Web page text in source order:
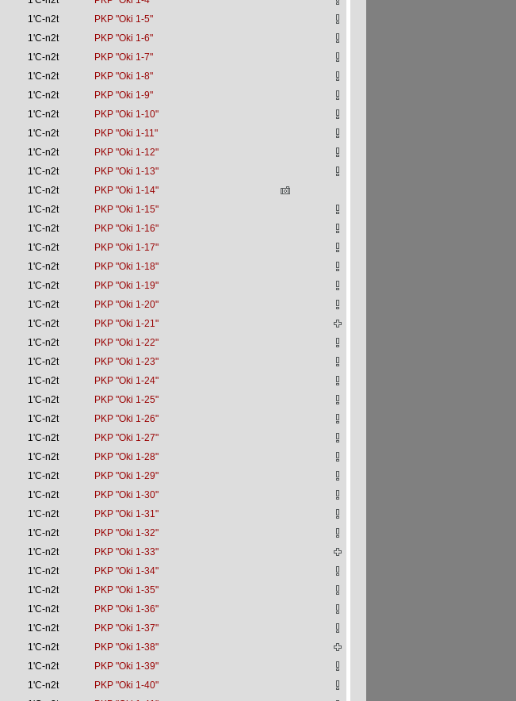
1'C-n2t
PKP "Oki 1-5"
1'C-n2t
PKP "Oki 1-6"
1'C-n2t
PKP "Oki 1-7"
1'C-n2t
PKP "Oki 1-8"
1'C-n2t
PKP "Oki 1-9"
1'C-n2t
PKP "Oki 1-10"
1'C-n2t
PKP "Oki 1-11"
1'C-n2t
PKP "Oki 1-12"
1'C-n2t
PKP "Oki 1-13"
1'C-n2t
PKP "Oki 1-14"
1'C-n2t
PKP "Oki 1-15"
1'C-n2t
PKP "Oki 1-16"
1'C-n2t
PKP "Oki 1-17"
1'C-n2t
PKP "Oki 1-18"
1'C-n2t
PKP "Oki 1-19"
1'C-n2t
PKP "Oki 1-20"
1'C-n2t
PKP "Oki 1-21"
1'C-n2t
PKP "Oki 1-22"
1'C-n2t
PKP "Oki 1-23"
1'C-n2t
PKP "Oki 1-24"
1'C-n2t
PKP "Oki 1-25"
1'C-n2t
PKP "Oki 1-26"
1'C-n2t
PKP "Oki 1-27"
1'C-n2t
PKP "Oki 1-28"
1'C-n2t
PKP "Oki 1-29"
1'C-n2t
PKP "Oki 1-30"
1'C-n2t
PKP "Oki 1-31"
1'C-n2t
PKP "Oki 1-32"
1'C-n2t
PKP "Oki 1-33"
1'C-n2t
PKP "Oki 1-34"
1'C-n2t
PKP "Oki 1-35"
1'C-n2t
PKP "Oki 1-36"
1'C-n2t
PKP "Oki 1-37"
1'C-n2t
PKP "Oki 1-38"
1'C-n2t
PKP "Oki 1-39"
1'C-n2t
PKP "Oki 1-40"